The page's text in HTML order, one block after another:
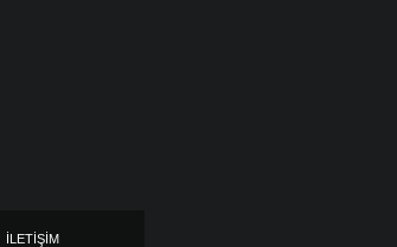
İLETİŞİM